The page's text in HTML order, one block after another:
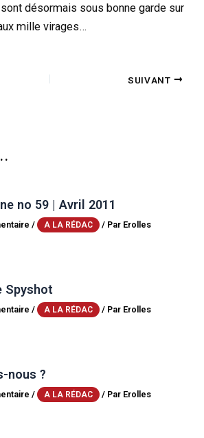
désormais sous bonne garde sur
mille virages…
SUIVANT
no 59 | Avril 2011
/ A LA RÉDAC / Par Erolles
Spyshot
/ A LA RÉDAC / Par Erolles
nous ?
/ A LA RÉDAC / Par Erolles